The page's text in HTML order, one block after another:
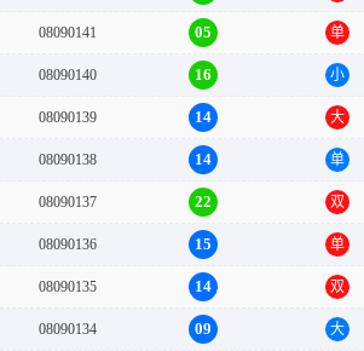
08090141 05 单
08090140 16 小
08090139 14 大
08090138 14 单
08090137 22 双
08090136 15 单
08090135 14 双
08090134 09 大